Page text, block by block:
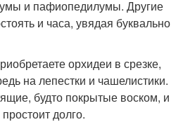
и пафиопедилумы. Другие
и часа, увядая буквально
орхидеи в срезке,
на лепестки и чашелистики.
будто покрытые воском, и
долго.